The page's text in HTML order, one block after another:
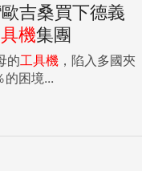
吉桑買下德義
機集團
的工具機 ，陷入多國夾
困境...